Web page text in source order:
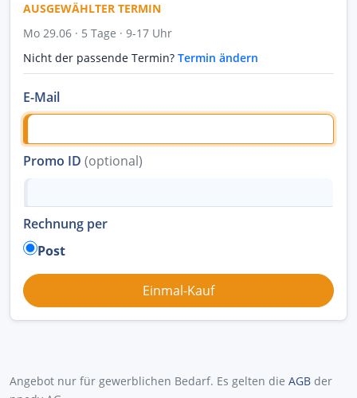
AUSGEWÄHLTER TERMIN
Mo 29.06 · 5 Tage · 9-17 Uhr
Nicht der passende Termin? Termin ändern
E-Mail
Promo ID (optional)
Rechnung per
Post
Angebot nur für gewerblichen Bedarf. Es gelten die AGB der